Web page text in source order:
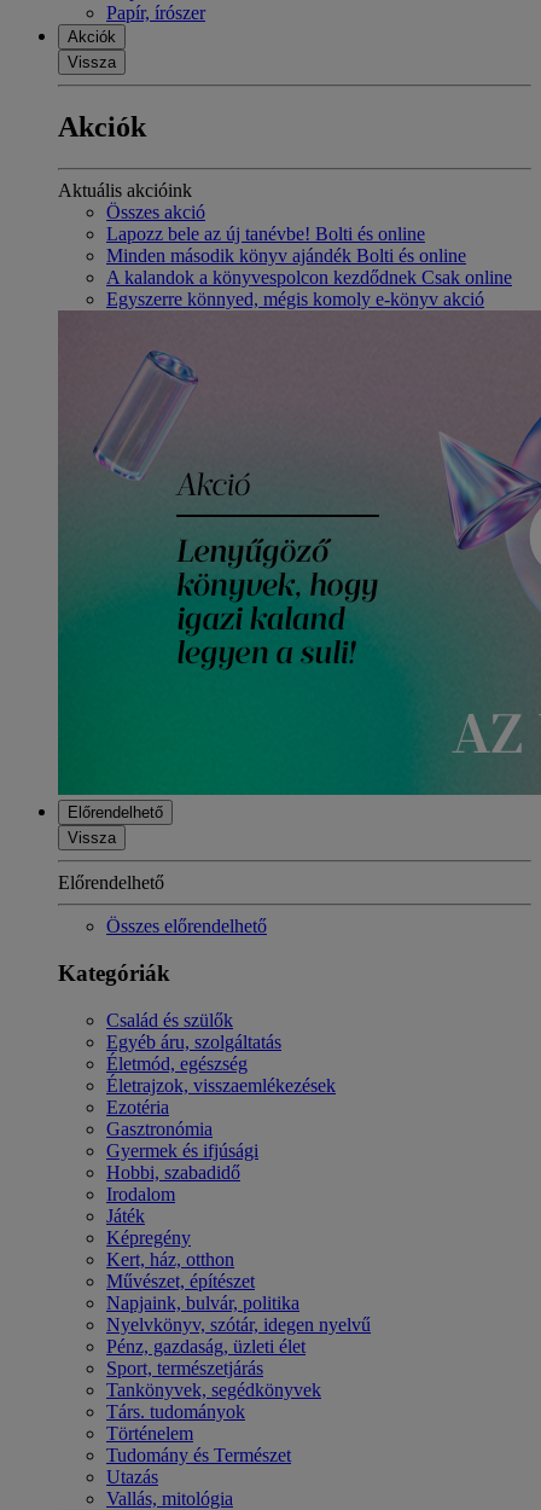
Papír, írószer
Akciók
Vissza
Akciók
Aktuális akcióink
Összes akció
Lapozz bele az új tanévbe! Bolti és online
Minden második könyv ajándék Bolti és online
A kalandok a könyvespolcon kezdődnek Csak online
Egyszerre könnyed, mégis komoly e-könyv akció
Előrendelhető
Vissza
Előrendelhető
Összes előrendelhető
Kategóriák
Család és szülők
Egyéb áru, szolgáltatás
Életmód, egészség
Életrajzok, visszaemlékezések
Ezotéria
Gasztronómia
Gyermek és ifjúsági
Hobbi, szabadidő
Irodalom
Játék
Képregény
Kert, ház, otthon
Művészet, építészet
Napjaink, bulvár, politika
Nyelvkönyv, szótár, idegen nyelvű
Pénz, gazdaság, üzleti élet
Sport, természetjárás
Tankönyvek, segédkönyvek
Társ. tudományok
Történelem
Tudomány és Természet
Utazás
Vallás, mitológia